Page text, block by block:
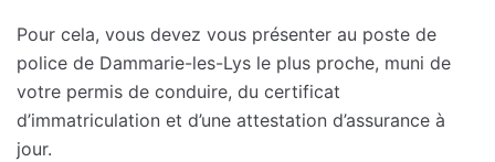
Pour cela, vous devez vous présenter au poste de
police de Dammarie-les-Lys le plus proche, muni de
votre permis de conduire, du certificat
d’immatriculation et d’une attestation d’assurance à
jour.